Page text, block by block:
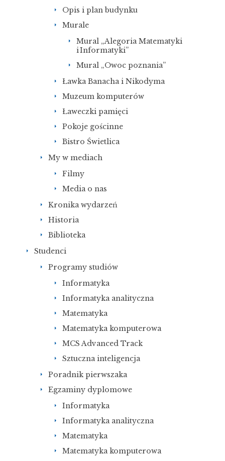
Opis i plan budynku
Murale
Mural „Alegoria Matematyki
i Informatyki”
Mural „Owoc poznania”
Ławka Banacha i Nikodyma
Muzeum komputerów
Ławeczki pamięci
Pokoje gościnne
Bistro Świetlica
My w mediach
Filmy
Media o nas
Kronika wydarzeń
Historia
Biblioteka
Studenci
Programy studiów
Informatyka
Informatyka analityczna
Matematyka
Matematyka komputerowa
MCS Advanced Track
Sztuczna inteligencja
Poradnik pierwszaka
Egzaminy dyplomowe
Informatyka
Informatyka analityczna
Matematyka
Matematyka komputerowa